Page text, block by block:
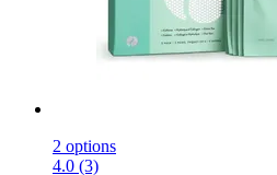
2 options
4.0 (3)